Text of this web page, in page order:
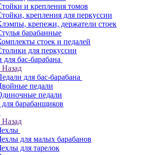
и крепления томов
крепления для перкуссии
крепежи, держатели стоек
барабанные
стоек и педалей
для перкуссии
для бас-барабана
Назад
для бас-барабана
педали
педали
для барабанщиков
Назад
для малых барабанов
для тарелок